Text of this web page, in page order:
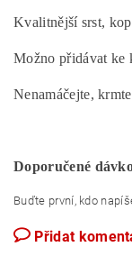
Kvalitnější srst,
Možno přidávat ke
Nenamáčejte,
Doporučené
Buďte první, kdo
Přidat